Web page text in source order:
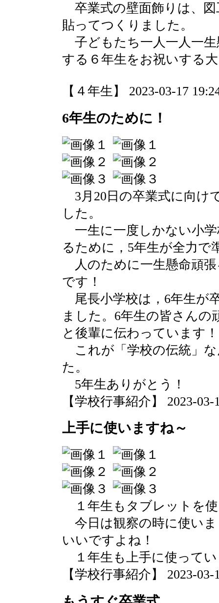
卒業式の壁面飾りは、
貼ってつくりました。
子どもたち一人一人一
する６年生をお祝いする
【４年生】 2023-03-17
6年生のために！
3月20日の卒業式に向け
した。
一生に一度しかない小
るために，5年生が全力で
人のために一生懸命頑
です！
尾長小学校は，6年生が
ました。6年生の皆さん
と後輩に伝わっています！
これが「学校の伝統」
た。
5年生ありがとう！
【学校行事紹介】 2023-03-
上手に使いますね～
１年生もタブレットを
今日は観察の時に使い
いいですよね！
１年生も上手に使って
【学校行事紹介】 2023-03-